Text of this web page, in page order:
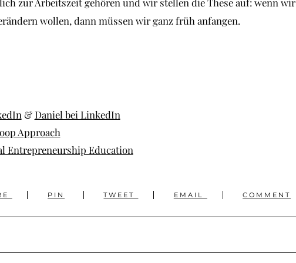
wollen, dann müssen wir ganz früh anfangen.
&Daniel bei LinkedIn
Approach
Entrepreneurship Education
PIN TWEET EMAIL COMMENT